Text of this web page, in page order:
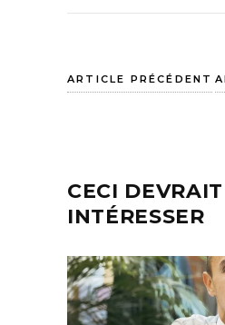
ARTICLE PRÉCÉDENT
CECI
INTÉRESSER